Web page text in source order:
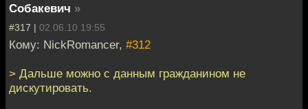
Собакевич »
#317 | 02.06.10 19:55
Кому: NickRomancer, #312
> Дальше можно с данным гражданином не
дискутировать.